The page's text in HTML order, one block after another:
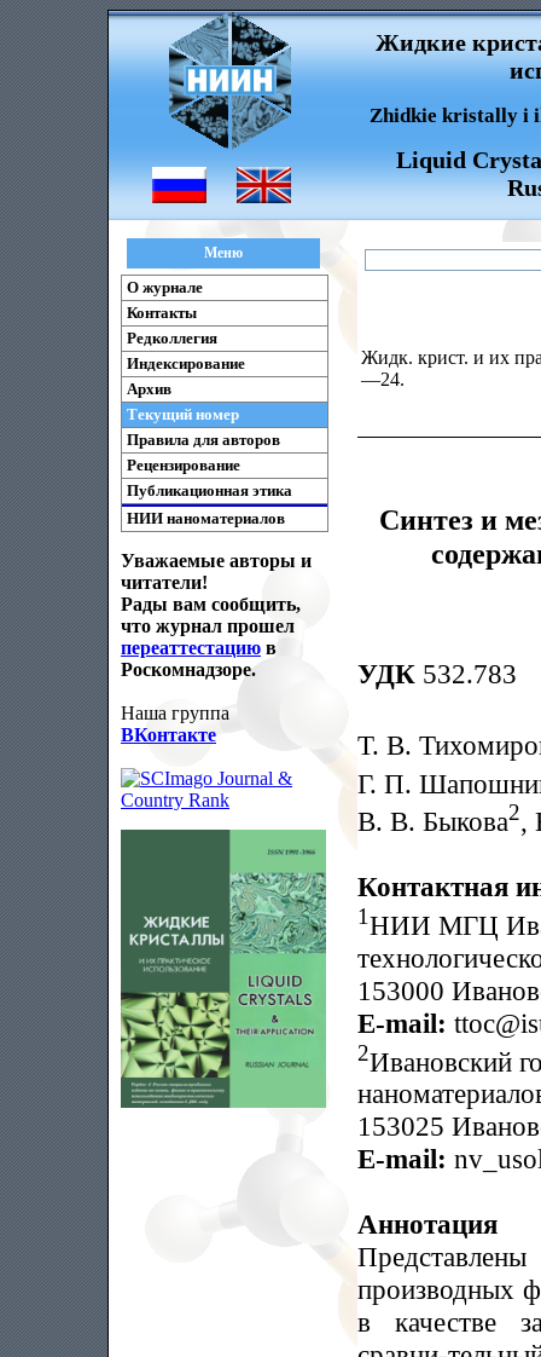
Жидкие
Zhidkie kristally i
Liquid
Меню
О журнале
Контакты
Редколлегия
Индексирование
Архив
Текущий номер
Правила для авторов
Рецензирование
Публикационная этика
НИИ наноматериалов
Уважаемые авторы и
читатели!
Рады вам сообщить,
что журнал прошел
переаттестацию в
Роскомнадзоре.
Наша группа
ВКонтакте
Жидк. крист. и их
—24.
Синтез и
УДК532.783
Т. В.
Г. П.
В. В. Быкова2,
Контактная
1НИИ МГЦ
153000
E-mail:
2Ивановский
153025
E-mail:
Аннотация
производных
в качестве